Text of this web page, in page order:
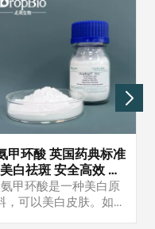
甲环酸 英国药典标准
美白祛斑 安全高效 化
妆品原料
氨甲环酸是一种美白原
，可以美白皮肤。如果